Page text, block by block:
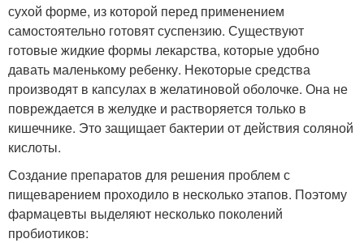
сухой форме, из которой перед применением
самостоятельно готовят суспензию. Существуют
готовые жидкие формы лекарства, которые удобно
давать маленькому ребенку. Некоторые средства
производят в капсулах в желатиновой оболочке. Она не
повреждается в желудке и растворяется только в
кишечнике. Это защищает бактерии от действия соляной
кислоты.
Создание препаратов для решения проблем с
пищеварением проходило в несколько этапов. Поэтому
фармацевты выделяют несколько поколений
пробиотиков: